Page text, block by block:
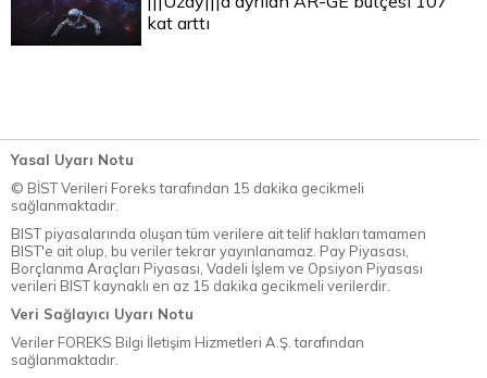
kat arttı
Yasal Uyarı Notu
© BİST Verileri Foreks tarafından 15 dakika gecikmeli
sağlanmaktadır.
BIST piyasalarında oluşan tüm verilere ait telif hakları tamamen
BIST'e ait olup, bu veriler tekrar yayınlanamaz. Pay Piyasası,
Borçlanma Araçları Piyasası, Vadeli İşlem ve Opsiyon Piyasası
verileri BIST kaynaklı en az 15 dakika gecikmeli verilerdir.
Veri Sağlayıcı Uyarı Notu
Veriler FOREKS Bilgi İletişim Hizmetleri A.Ş. tarafından
sağlanmaktadır.